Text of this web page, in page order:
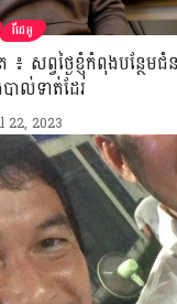
វីដេអូ
ព្វថ្ងៃខ្ញុំកំពុងបន្ថែមជំន
ាល់ទាត់ដែរ
22, 2023